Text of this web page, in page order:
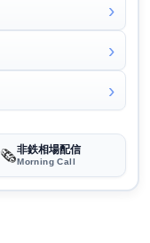
🗞️非鉄相場配信
Morning Call